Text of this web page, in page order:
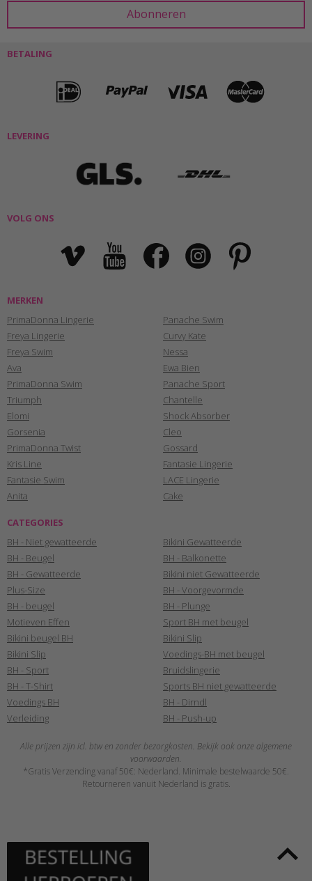
BETALING
LEVERING
VOLG ONS
MERKEN
PrimaDonna Lingerie
Freya Lingerie
Freya Swim
Ava
PrimaDonna Swim
Triumph
Elomi
Gorsenia
PrimaDonna Twist
Kris Line
Fantasie Swim
Anita
Panache Swim
Curvy Kate
Nessa
Ewa Bien
Panache Sport
Chantelle
Shock Absorber
Cleo
Gossard
Fantasie Lingerie
LACE Lingerie
Cake
CATEGORIES
BH - Niet gewatteerde
BH - Beugel
BH - Gewatteerde
Plus-Size
BH - beugel
Motieven Effen
Bikini beugel BH
Bikini Slip
BH - Sport
BH - T-Shirt
Voedings BH
Verleiding
Bikini Gewatteerde
BH - Balkonette
Bikini niet Gewatteerde
BH - Voorgevormde
BH - Plunge
Sport BH met beugel
Bikini Slip
Voedings-BH met beugel
Bruidslingerie
Sports BH niet gewatteerde
BH - Dirndl
BH - Push-up
Alle prijzen zijn icl. btw en zonder bezorgkosten. Bekijk ook onze algemene
voorwaarden.
*Gratis Verzending vanaf 50€: Nederland. Minimale bestelwaarde 50€.
Retourneren vanuit Nederland is gratis.